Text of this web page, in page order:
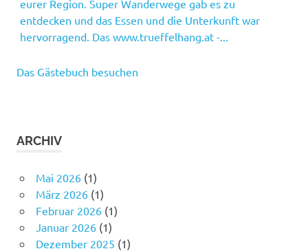
eurer Region. Super Wanderwege gab es zu
entdecken und das Essen und die Unterkunft war
hervorragend. Das www.trueffelhang.at -...
Das Gästebuch besuchen
ARCHIV
Mai 2026(1)
März 2026(1)
Februar 2026(1)
Januar 2026(1)
Dezember 2025 (1)